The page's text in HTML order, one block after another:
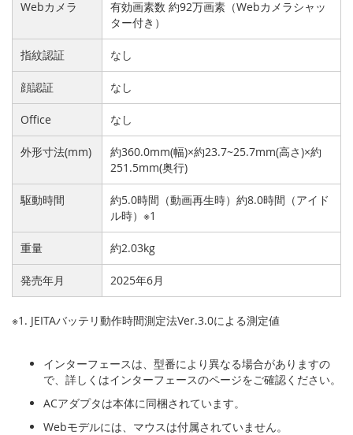
Webカメラ
有効画素数 約92万画素（Webカメラシャッ
ター付き）
指紋認証 なし
顔認証 なし
Office なし
外形寸法(mm)
約360.0mm(幅)×約23.7~25.7mm(高さ)×約
251.5mm(奥行)
駆動時間
約5.0時間（動画再生時）約8.0時間（アイド
ル時）※1
重量 約2.03kg
発売年月 2025年6月
※1. JEITAバッテリ動作時間測定法Ver.3.0による測定値
インターフェースは、型番により異なる場合がありますの
で、詳しくはインターフェースのページをご確認ください。
ACアダプタは本体に同梱されています。
Webモデルには、マウスは付属されていません。